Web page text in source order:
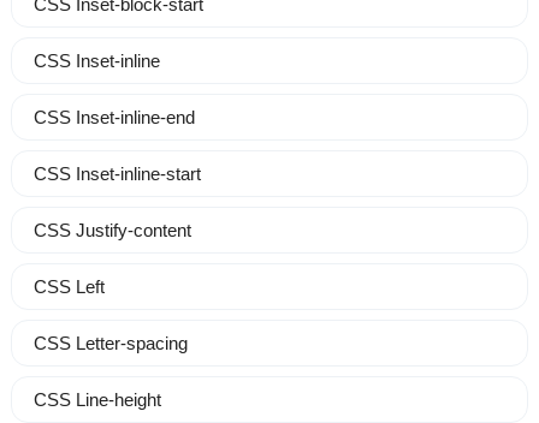
CSS Inset-block-start
CSS Inset-inline
CSS Inset-inline-end
CSS Inset-inline-start
CSS Justify-content
CSS Left
CSS Letter-spacing
CSS Line-height